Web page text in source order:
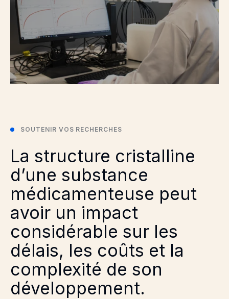
SOUTENIR VOS RECHERCHES
La structure cristalline
d’une substance
médicamenteuse peut
avoir un impact
considérable sur les
délais, les coûts et la
complexité de son
développement.